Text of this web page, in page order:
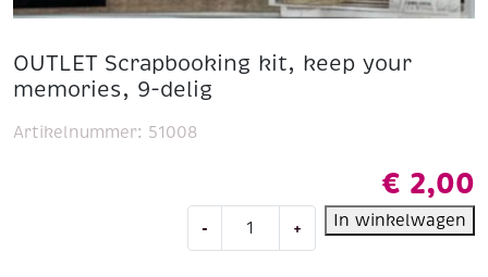
OUTLET Scrapbooking kit, keep your
memories, 9-delig
€ 2,00
-
Scrapbooking
+ In winkelwagen
Artikelnummer: 51008